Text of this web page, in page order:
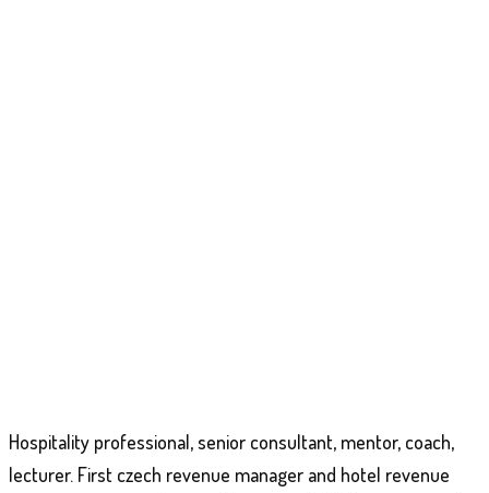
Hospitality professional, senior consultant, mentor, coach,
lecturer. First czech revenue manager and hotel revenue